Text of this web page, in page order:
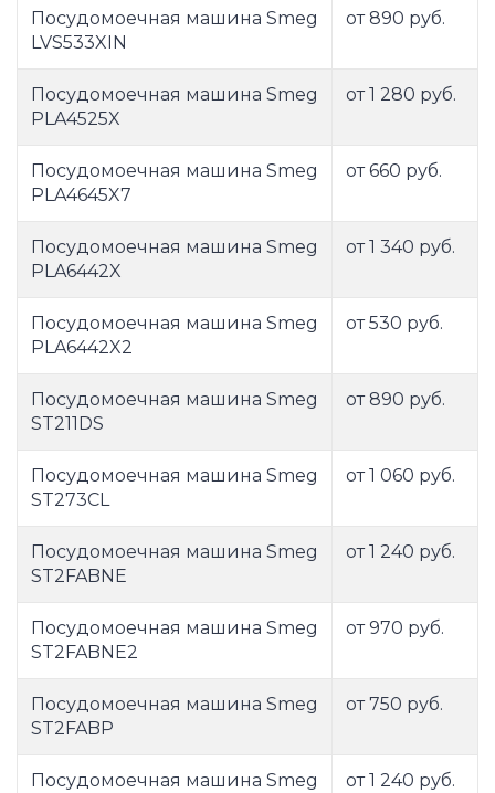
Посудомоечная машина Smeg
LVS533XIN
от 890 руб.
Посудомоечная машина Smeg
PLA4525X
от 1 280 руб.
Посудомоечная машина Smeg
PLA4645X7
от 660 руб.
Посудомоечная машина Smeg
PLA6442X
от 1 340 руб.
Посудомоечная машина Smeg
PLA6442X2
от 530 руб.
Посудомоечная машина Smeg
ST211DS
от 890 руб.
Посудомоечная машина Smeg
ST273CL
от 1 060 руб.
Посудомоечная машина Smeg
ST2FABNE
от 1 240 руб.
Посудомоечная машина Smeg
ST2FABNE2
от 970 руб.
Посудомоечная машина Smeg
ST2FABP
от 750 руб.
Посудомоечная машина Smeg
от 1 240 руб.